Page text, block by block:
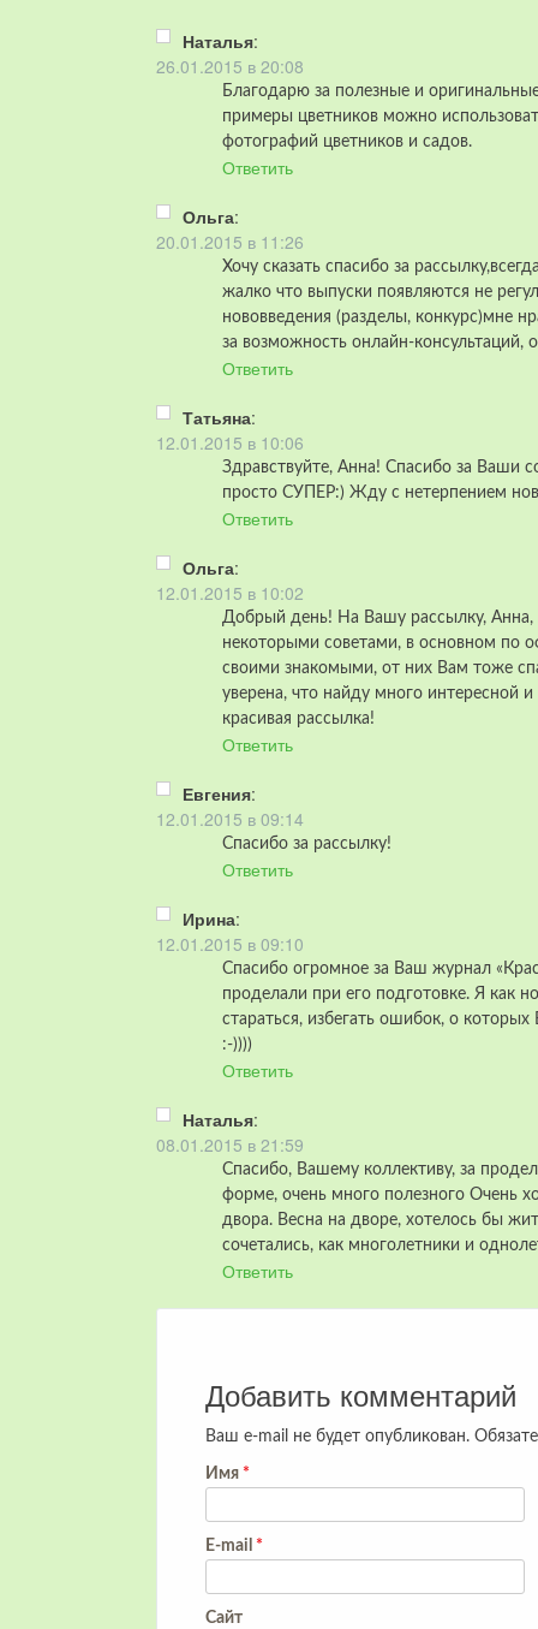
Наталья:
26.01.2015 в 20:08
Благодарю за полезные и
примеры цветников можно
фотографий цветников и садов.
Ответить
Ольга:
20.01.2015 в 11:26
Хочу сказать спасибо за
жалко что выпуски появляются не
нововведения (разделы, конкурс)мне
за возможность онлайн-консультаций,
Ответить
Татьяна:
12.01.2015 в 10:06
Здравствуйте, Анна! Спасибо за Ваши
просто СУПЕР:) Жду с нетерпением
Ответить
Ольга:
12.01.2015 в 10:02
Добрый день! На Вашу рассылку, Анна,
некоторыми советами, в основном по
своими знакомыми, от них Вам тоже
уверена, что найду много интересной
красивая рассылка!
Ответить
Евгения:
12.01.2015 в 09:14
Спасибо за рассылку!
Ответить
Ирина:
12.01.2015 в 09:10
Спасибо огромное за Ваш журнал
проделали при его подготовке. Я как
стараться, избегать ошибок, о
:-))))
Ответить
Наталья:
08.01.2015 в 21:59
Спасибо, Вашему коллективу, за
форме, очень много полезного Очень
двора. Весна на дворе, хотелось бы
сочетались, как многолетники и
Ответить
Добавить комментарий
Ваш e-mail не будет опубликован.
Имя *
E-mail *
Сайт